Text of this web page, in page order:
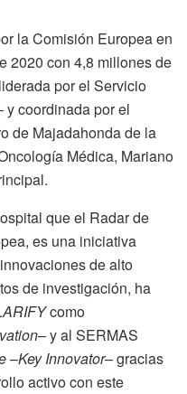
la Comisión Europea en
2020 con 4,8 millones de
por el Servicio
coordinada por el
de Majadahonda de la
Médica, Mariano
que el Radar de
es una iniciativa
de alto
de investigación, ha
como
– y al SERMAS
–Key Innovator– gracias
activo con este